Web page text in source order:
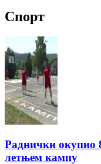
Спорт
Раднички окупио
летњем кампу